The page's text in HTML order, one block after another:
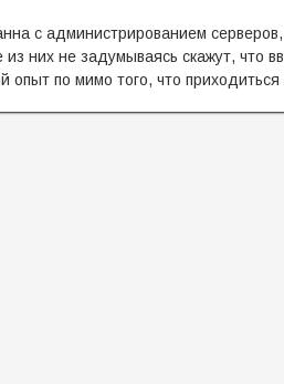
с администрированием
них не задумываясь скажут, что
опыт по мимо того, что